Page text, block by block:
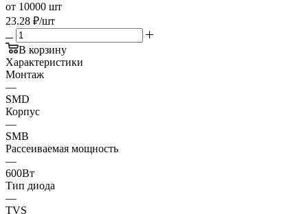
от 10000 шт
23.28 ₽/шт
В корзину
Характеристики
Монтаж
—
SMD
Корпус
—
SMB
Рассеиваемая мощность
—
600Вт
Тип диода
—
TVS